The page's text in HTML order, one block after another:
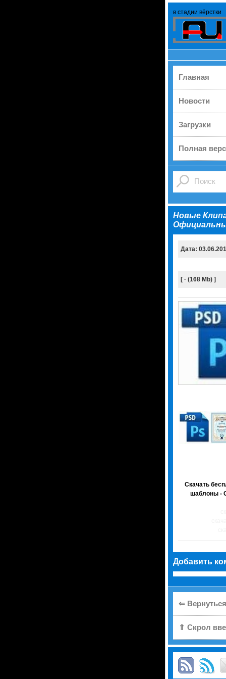
в стадии вёрстки
Главная
Новости
Загрузки
Полная
Новые
Дата:
[ · (168 Mb) ]
Скачать
шаблоны -
Добавить
⇐
⇑ Скрол